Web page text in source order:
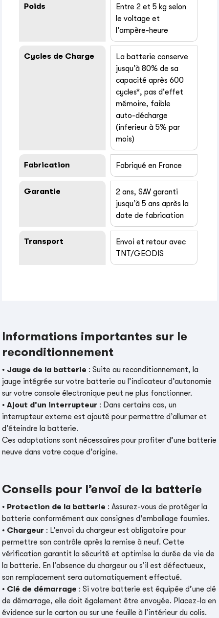
Poids
Entre 2 et 5 kg selon
le voltage et
l’ampère-heure
Cycles de Charge
La batterie conserve
jusqu’à 80% de sa
capacité après 600
cycles*, pas d'effet
mémoire, faible
auto-décharge
(inferieur à 5% par
mois)
Fabrication Fabriqué en France
Garantie
2 ans, SAV garanti
jusqu’à 5 ans après la
date de fabrication
Transport
Envoi et retour avec
TNT/GEODIS
Informations importantes sur le
reconditionnement
• Jauge de la batterie : Suite au reconditionnement, la
jauge intégrée sur votre batterie ou l’indicateur d’autonomie
sur votre console électronique peut ne plus fonctionner.
•Ajout d’un interrupteur : Dans certains cas, un
interrupteur externe est ajouté pour permettre d’allumer et
d’éteindre la batterie.
Ces adaptations sont nécessaires pour profiter d’une batterie
neuve dans votre coque d’origine.
Conseils pour l’envoi de la batterie
• Protection de la batterie : Assurez-vous de protéger la
batterie conformément aux consignes d'emballage fournies.
• Chargeur : L’envoi du chargeur est obligatoire pour
permettre son contrôle après la remise à neuf. Cette
vérification garantit la sécurité et optimise la durée de vie de
la batterie. En l’absence du chargeur ou s’il est défectueux,
son remplacement sera automatiquement effectué.
• Clé de démarrage : Si votre batterie est équipée d’une clé
de démarrage, elle doit également être envoyée. Placez-la en
évidence sur le carton ou sur une feuille à l’intérieur du colis.